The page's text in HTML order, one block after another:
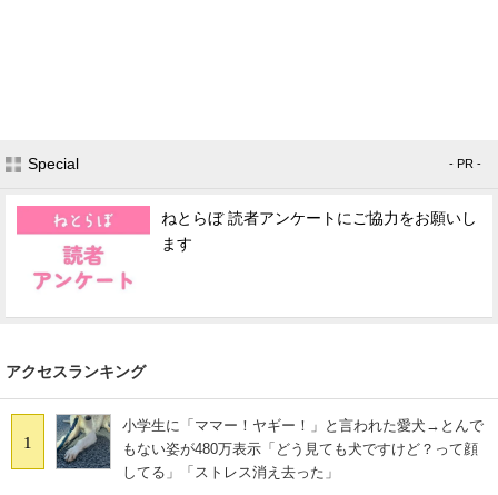
Special - PR -
ねとらぼ 読者アンケートにご協力をお願いし
ます
アクセスランキング
1
小学生に「ママー！ヤギー！」と言われた愛犬→とんで
もない姿が480万表示「どう見ても犬ですけど？って顔
してる」「ストレス消え去った」